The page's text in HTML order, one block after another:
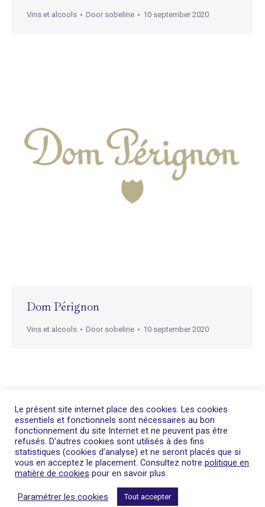
Vins et alcools Door sobeline 10 september 2020
Dom Pérignon
Vins et alcools Door sobeline 10 september 2020
Le présent site internet place des cookies. Les cookies
essentiels et fonctionnels sont nécessaires au bon
fonctionnement du site Internet et ne peuvent pas être
refusés. D′autres cookies sont utilisés à des fins
statistiques (cookies d’analyse) et ne seront placés que si
vous en acceptez le placement. Consultez notre politique en
matière de cookies pour en savoir plus.
Paramétrer les cookies Tout accepter